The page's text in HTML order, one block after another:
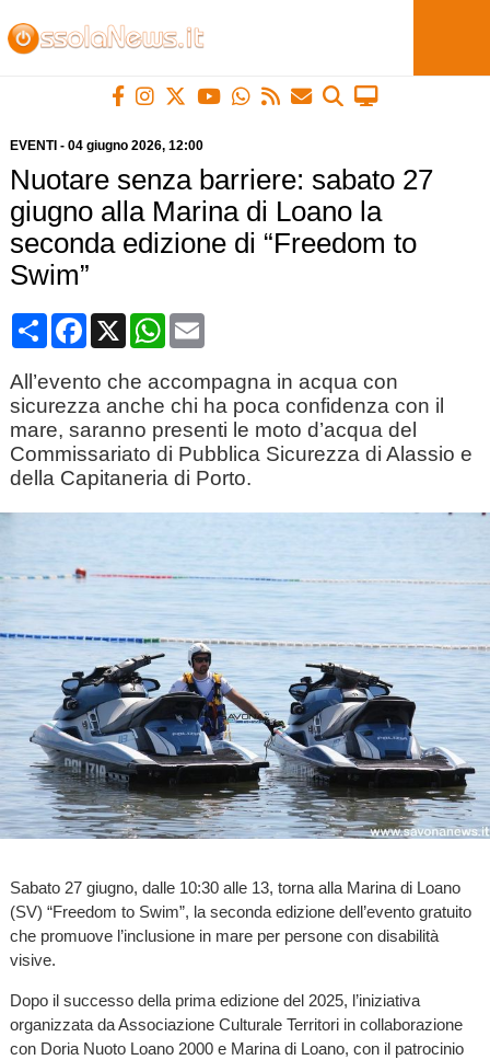
EVENTI - 04 giugno 2026, 12:00
Nuotare senza barriere: sabato 27
giugno alla Marina di Loano la
seconda edizione di “Freedom to
Swim”
CondividiFacebook
X WhatsApp
Email
All’evento che accompagna in acqua con
sicurezza anche chi ha poca confidenza con il
mare, saranno presenti le moto d’acqua del
Commissariato di Pubblica Sicurezza di Alassio e
della Capitaneria di Porto.
Sabato 27 giugno, dalle 10:30 alle 13, torna alla Marina di Loano
(SV) “Freedom to Swim”, la seconda edizione dell’evento gratuito
che promuove l’inclusione in mare per persone con disabilità
visive.
Dopo il successo della prima edizione del 2025, l’iniziativa
organizzata da Associazione Culturale Territori in collaborazione
con Doria Nuoto Loano 2000 e Marina di Loano, con il patrocinio